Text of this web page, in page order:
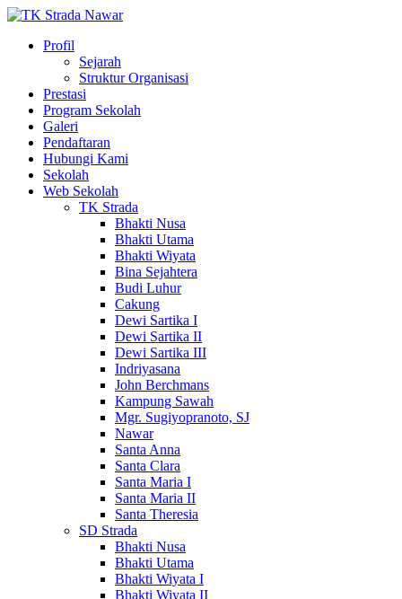
Profil
Sejarah
Struktur Organisasi
Prestasi
Program Sekolah
Galeri
Pendaftaran
Hubungi Kami
Sekolah
Web Sekolah
TK Strada
Bhakti Nusa
Bhakti Utama
Bhakti Wiyata
Bina Sejahtera
Budi Luhur
Cakung
Dewi Sartika I
Dewi Sartika II
Dewi Sartika III
Indriyasana
John Berchmans
Kampung Sawah
Mgr. Sugiyopranoto, SJ
Nawar
Santa Anna
Santa Clara
Santa Maria I
Santa Maria II
Santa Theresia
SD Strada
Bhakti Nusa
Bhakti Utama
Bhakti Wiyata I
Bhakti Wiyata II